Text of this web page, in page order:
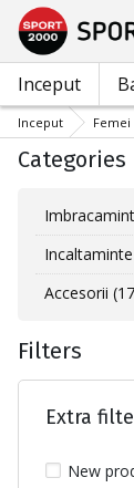
Inceput
Inceput Femei
Categories
Accesorii
Filters
Extra
New